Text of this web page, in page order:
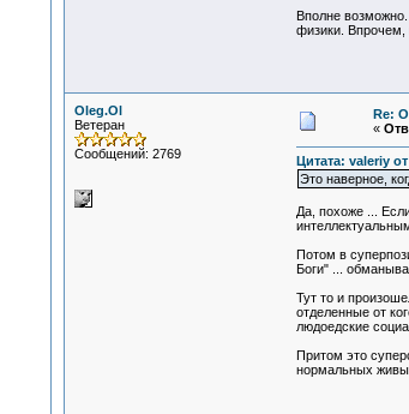
Вполне
физики. Впрочем,
Oleg.Ol
Ветеран
Сообщений: 2769
Re:
«
Цитата: valeriy
Это наверное,
Да, похоже ...
Потом в
Боги" ...
Тут то и
отделенные от
людоедские
Притом это
нормальных